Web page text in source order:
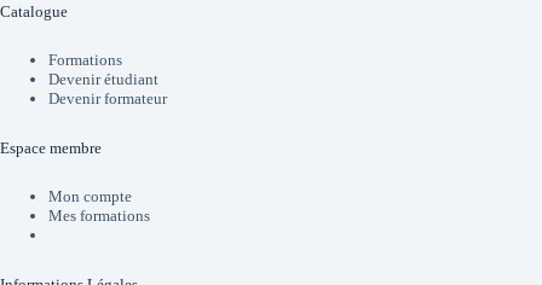
Catalogue
Formations
Devenir étudiant
Devenir formateur
Espace membre
Mon compte
Mes formations